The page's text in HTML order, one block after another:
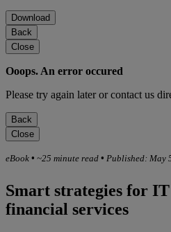
Download
Back
Close
Ooops. An error occured
Please try again later or contact us
Back
Close
eBook • ~25 minute read • Published: May
Smart strategies for
financial services